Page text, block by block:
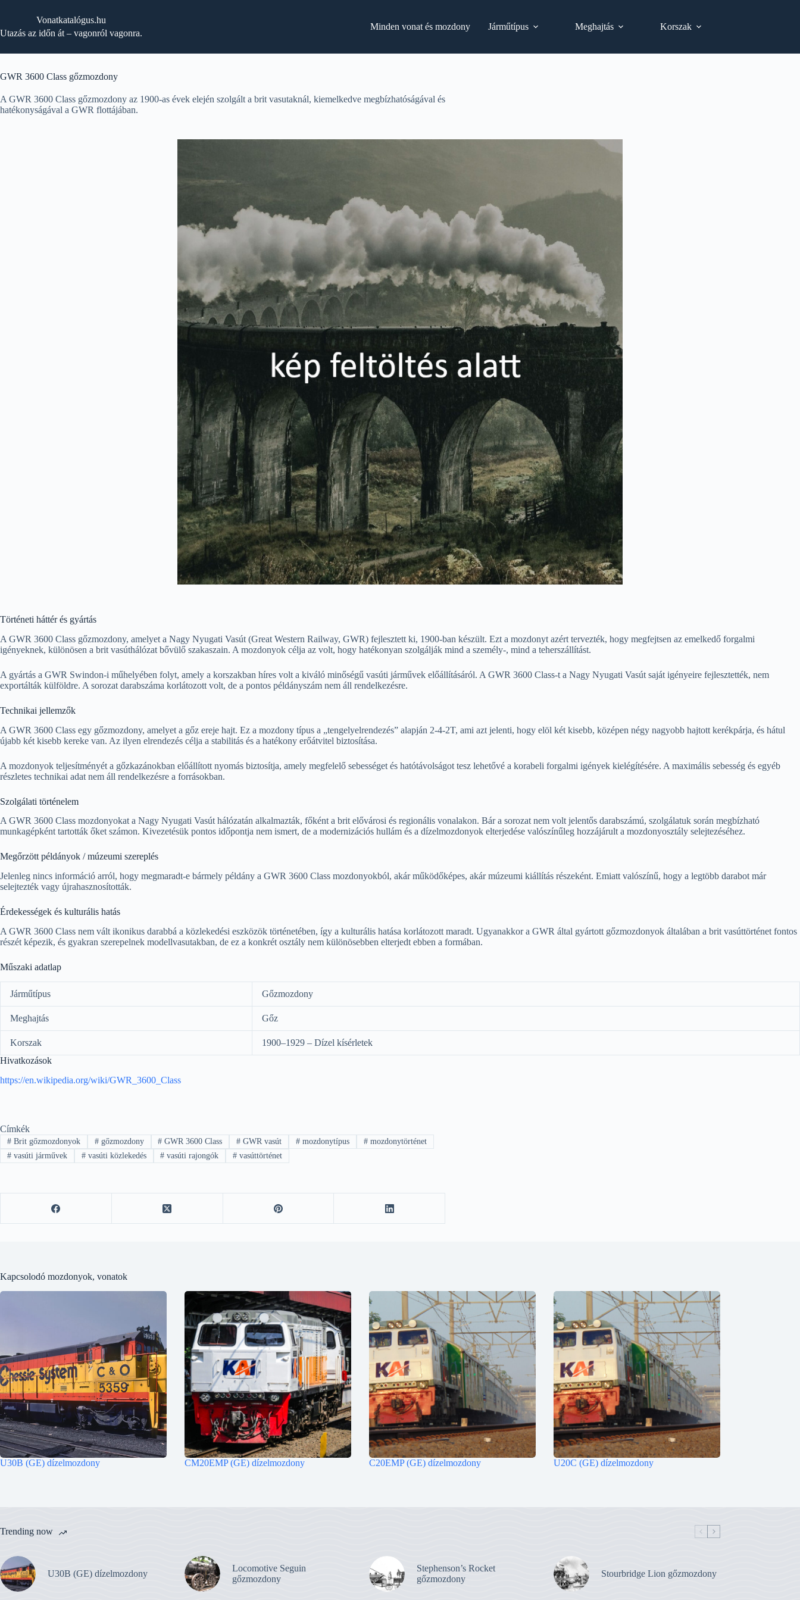
Vonatkatalógus.hu
Utazás az időn át – vagonról vagonra.
Minden vonat és mozdony Járműtípus Meghajtás Korszak
GWR 3600 Class gőzmozdony
A GWR 3600 Class gőzmozdony az 1900-as évek elején szolgált a brit vasutaknál, kiemelkedve megbízhatóságával és
hatékonyságával a GWR flottájában.
Történeti háttér és gyártás
A GWR 3600 Class gőzmozdony, amelyet a Nagy Nyugati Vasút (Great Western Railway, GWR) fejlesztett ki, 1900-ban készült. Ezt a mozdonyt azért tervezték, hogy megfejtsen az emelkedő forgalmi
igényeknek, különösen a brit vasúthálózat bővülő szakaszain. A mozdonyok célja az volt, hogy hatékonyan szolgálják mind a személy-, mind a teherszállítást.
A gyártás a GWR Swindon-i műhelyében folyt, amely a korszakban híres volt a kiváló minőségű vasúti járművek előállításáról. A GWR 3600 Class-t a Nagy Nyugati Vasút saját igényeire fejlesztették, nem
exportálták külföldre. A sorozat darabszáma korlátozott volt, de a pontos példányszám nem áll rendelkezésre.
Technikai jellemzők
A GWR 3600 Class egy gőzmozdony, amelyet a gőz ereje hajt. Ez a mozdony típus a „tengelyelrendezés” alapján 2-4-2T, ami azt jelenti, hogy elöl két kisebb, középen négy nagyobb hajtott kerékpárja, és hátul
újabb két kisebb kereke van. Az ilyen elrendezés célja a stabilitás és a hatékony erőátvitel biztosítása.
A mozdonyok teljesítményét a gőzkazánokban előállított nyomás biztosítja, amely megfelelő sebességet és hatótávolságot tesz lehetővé a korabeli forgalmi igények kielégítésére. A maximális sebesség és egyéb
részletes technikai adat nem áll rendelkezésre a forrásokban.
Szolgálati történelem
A GWR 3600 Class mozdonyokat a Nagy Nyugati Vasút hálózatán alkalmazták, főként a brit elővárosi és regionális vonalakon. Bár a sorozat nem volt jelentős darabszámú, szolgálatuk során megbízható
munkagépként tartották őket számon. Kivezetésük pontos időpontja nem ismert, de a modernizációs hullám és a dízelmozdonyok elterjedése valószínűleg hozzájárult a mozdonyosztály selejtezéséhez.
Megőrzött példányok / múzeumi szereplés
Jelenleg nincs információ arról, hogy megmaradt-e bármely példány a GWR 3600 Class mozdonyokból, akár működőképes, akár múzeumi kiállítás részeként. Emiatt valószínű, hogy a legtöbb darabot már
selejtezték vagy újrahasznosították.
Érdekességek és kulturális hatás
A GWR 3600 Class nem vált ikonikus darabbá a közlekedési eszközök történetében, így a kulturális hatása korlátozott maradt. Ugyanakkor a GWR által gyártott gőzmozdonyok általában a brit vasúttörténet fontos
részét képezik, és gyakran szerepelnek modellvasutakban, de ez a konkrét osztály nem különösebben elterjedt ebben a formában.
Műszaki adatlap
Járműtípus Gőzmozdony
Meghajtás Gőz
Korszak
1900–1929 – Dízel kísérletek
Hivatkozások
https://en.wikipedia.org/wiki/GWR_3600_Class
Címkék
#Brit gőzmozdonyok #gőzmozdony # GWR 3600 Class # GWR vasút # mozdonytípus #mozdonytörténet
#vasúti járművek #vasúti közlekedés # vasúti rajongók # vasúttörténet
Kapcsolodó mozdonyok, vonatok
U30B (GE) dízelmozdony CM20EMP (GE) dízelmozdony C20EMP (GE) dízelmozdony U20C (GE) dízelmozdony
Trending now
U30B (GE) dízelmozdony
Locomotive Seguin
gőzmozdony
Stephenson’s Rocket
gőzmozdony
Stourbridge Lion gőzmozdony